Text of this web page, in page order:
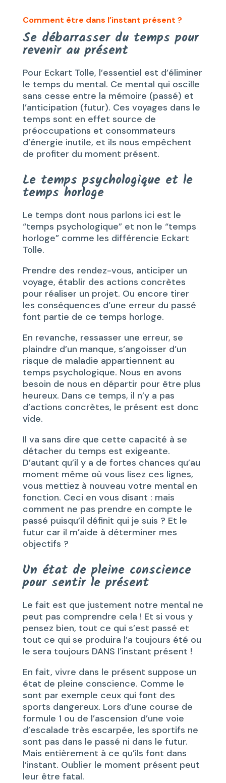
Comment être dans l’instant présent ?
Se débarrasser du temps pour
revenir au présent
Pour Eckart Tolle, l’essentiel est d’éliminer
le temps du mental. Ce mental qui oscille
sans cesse entre la mémoire (passé) et
l’anticipation (futur). Ces voyages dans le
temps sont en effet source de
préoccupations et consommateurs
d’énergie inutile, et ils nous empêchent
de profiter du moment présent.
Le temps psychologique et le
temps horloge
Le temps dont nous parlons ici est le
“temps psychologique” et non le “temps
horloge” comme les différencie Eckart
Tolle.
Prendre des rendez-vous, anticiper un
voyage, établir des actions concrètes
pour réaliser un projet. Ou encore tirer
les conséquences d’une erreur du passé
font partie de ce temps horloge.
En revanche, ressasser une erreur, se
plaindre d’un manque, s’angoisser d’un
risque de maladie appartiennent au
temps psychologique. Nous en avons
besoin de nous en départir pour être plus
heureux. Dans ce temps, il n’y a pas
d’actions concrètes, le présent est donc
vide.
Il va sans dire que cette capacité à se
détacher du temps est exigeante.
D’autant qu’il y a de fortes chances qu’au
moment même où vous lisez ces lignes,
vous mettiez à nouveau votre mental en
fonction. Ceci en vous disant : mais
comment ne pas prendre en compte le
passé puisqu’il définit qui je suis ? Et le
futur car il m’aide à déterminer mes
objectifs ?
Un état de pleine conscience
pour sentir le présent
Le fait est que justement notre mental ne
peut pas comprendre cela ! Et si vous y
pensez bien, tout ce qui s’est passé et
tout ce qui se produira l’a toujours été ou
le sera toujours DANS l’instant présent !
En fait, vivre dans le présent suppose un
état de pleine conscience. Comme le
sont par exemple ceux qui font des
sports dangereux. Lors d’une course de
formule 1 ou de l’ascension d’une voie
d’escalade très escarpée, les sportifs ne
sont pas dans le passé ni dans le futur.
Mais entièrement à ce qu’ils font dans
l’instant. Oublier le moment présent peut
leur être fatal.